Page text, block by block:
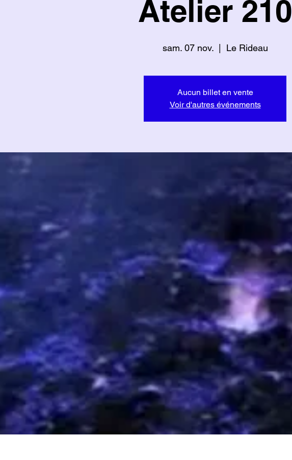
Atelier 210
sam. 07 nov.
  |
Le Rideau
Aucun billet en vente
Voir d'autres événements